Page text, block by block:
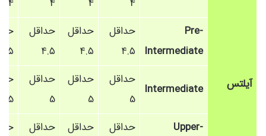
آیلتس
4
4
4
4
Pre-
Intermediate
حداقل
۴.۵
حداقل
۴.۵
حداقل
۴.۵
۴.۵
Intermediate
حداقل
5
حداقل
5
حداقل
5
5
Upper-
حداقل
حداقل
حداقل